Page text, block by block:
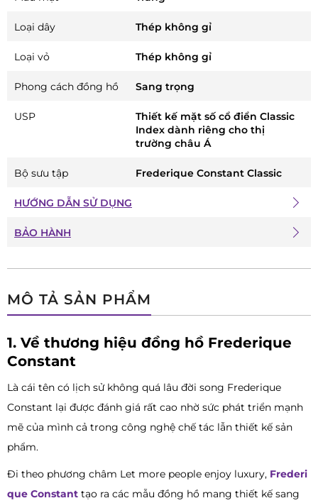
MÔ TẢ SẢN PHẨM
1. Về thương hiệu đồng hồ Frederique
Constant
Là cái tên có lịch sử không quá lâu đời song Frederique
Constant lại được đánh giá rất cao nhờ sức phát triển mạnh
mẽ của mình cả trong công nghệ chế tác lẫn thiết kế sản
phẩm.
Đi theo phương châm Let more people enjoy luxury, Frederi
que Constant tạo ra các mẫu đồng hồ mang thiết kế sang
Loại dây Thép không gỉ
Loại vỏ Thép không gỉ
Phong cách đồng hồ Sang trọng
USP
Thiết kế mặt số cổ điển Classic
Index dành riêng cho thị
trường châu Á
Bộ sưu tập Frederique Constant Classic
HƯỚNG DẪN SỬ DỤNG
BẢO HÀNH